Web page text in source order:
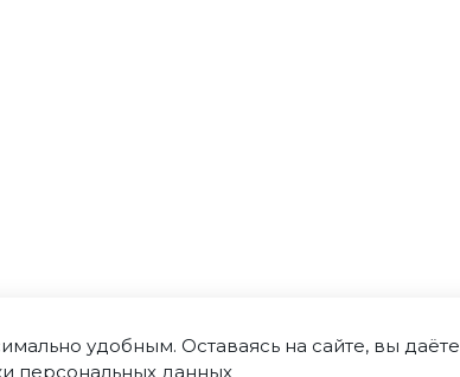
удобным. Оставаясь на сайте, вы даёте
персональных данных